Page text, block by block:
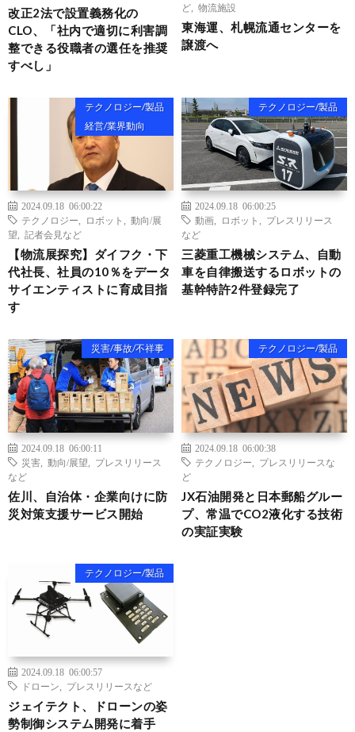
改正2法で設置義務化の
CLO、「社内で適切に利害調
整できる役職者の選任を推奨
すべし」
ど
物流施設
東海運、札幌流通センターを
譲渡へ
テクノロジー/製品
経営/業界動向
2024.09.18 06:00:22
テクノロジー
ロボット
動向/展
望
記者会見など
【物流展探究】ダイフク・下
代社長、社員の10％をデータ
サイエンティストに育成目指
す
テクノロジー/製品
2024.09.18 06:00:25
動画
ロボット
プレスリリース
など
三菱重工機械システム、自動
車を自律搬送するロボットの
基幹特許2件登録完了
災害/事故/不祥事
2024.09.18 06:00:11
災害
動向/展望
プレスリリース
など
佐川、自治体・企業向けに防
災対策支援サービス開始
テクノロジー/製品
2024.09.18 06:00:38
テクノロジー
プレスリリースな
ど
JX石油開発と日本郵船グルー
プ、常温でCO2液化する技術
の実証実験
テクノロジー/製品
2024.09.18 06:00:57
ドローン
プレスリリースなど
ジェイテクト、ドローンの姿
勢制御システム開発に着手